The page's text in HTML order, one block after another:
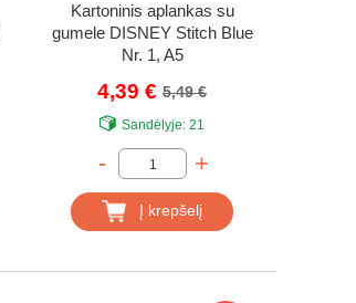
Kartoninis aplankas su
gumele DISNEY Stitch Blue
Nr. 1, A5
4,39 € 5,49 €
Sandėlyje: 21
- +
Į krepšelį